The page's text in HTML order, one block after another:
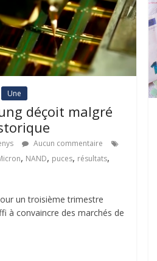
Une
déçoit malgré
Aucun commentaire
, NAND, puces, résultats,
un troisième trimestre
à convaincre des marchés de